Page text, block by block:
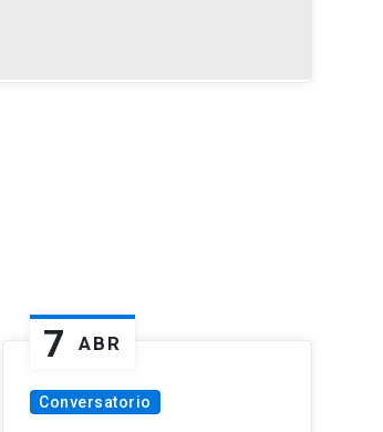
7 ABR
Conversatorio